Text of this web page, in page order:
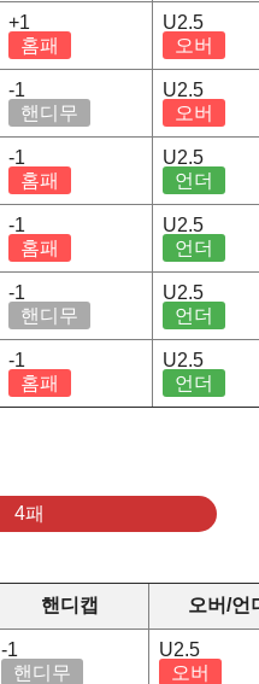
+1
홈패
U2.5
오버
-1
핸디무
U2.5
오버
-1
홈패
U2.5
언더
-1
홈패
U2.5
언더
-1
핸디무
U2.5
언더
-1
홈패
U2.5
언더
4패
핸디캡 오버/언
-1
핸디무
U2.5
오버